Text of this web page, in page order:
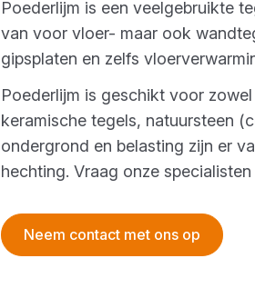
Poederlijm is een veelgebruikte
van voor vloer- maar ook
gipsplaten en zelfs
Poederlijm is geschikt voor
keramische tegels, natuursteen
ondergrond en belasting zijn er
hechting. Vraag onze
Neem contact met ons op